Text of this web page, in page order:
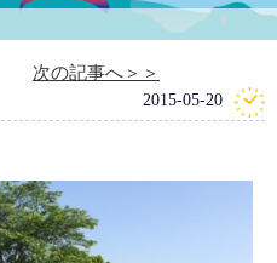
次の記事へ＞＞
2015-05-20